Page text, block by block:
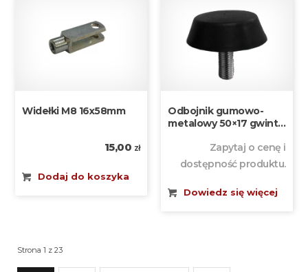
Widełki M8 16x58mm
15,00 zł
Dodaj do koszyka
Odbojnik gumowo-
metalowy 50×17 gwint
Zapytaj o cenę i
dostępność produktu.
Dowiedz się więcej
Strona 1 z 23